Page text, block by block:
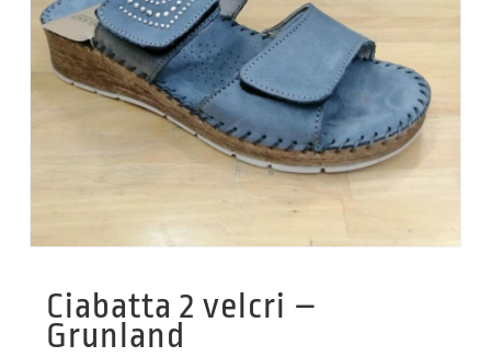
Ciabatta 2 velcri –
Grunland